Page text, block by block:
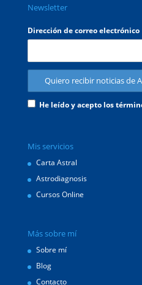
Newsletter
Dirección de correo electrónico
He leído y acepto los
Mis servicios
Carta Astral
Astrodiagnosis
Cursos Online
Más sobre mí
Sobre mí
Blog
Contacto